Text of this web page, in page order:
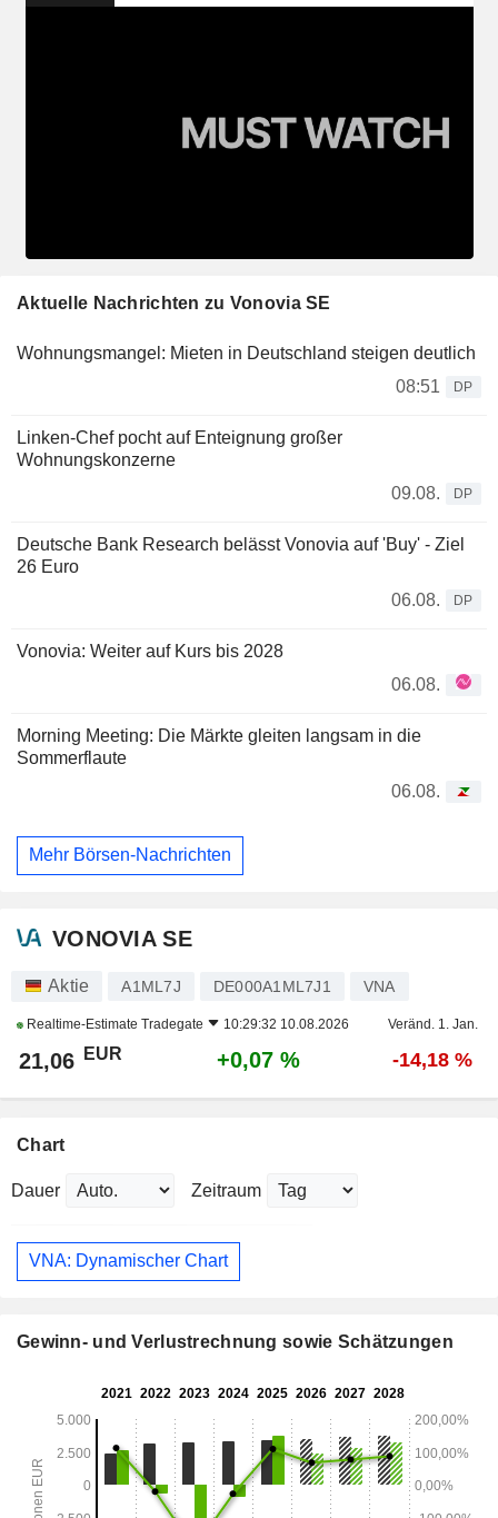
Aktuelle Nachrichten zu Vonovia SE
Wohnungsmangel: Mieten in Deutschland steigen deutlich
08:51
DP
Linken-Chef pocht auf Enteignung großer
Wohnungskonzerne
09.08.
DP
Deutsche Bank Research belässt Vonovia auf 'Buy' - Ziel
26 Euro
06.08.
DP
Vonovia: Weiter auf Kurs bis 2028
06.08.
Morning Meeting: Die Märkte gleiten langsam in die
Sommerflaute
06.08.
Mehr Börsen-Nachrichten
VONOVIA SE
Aktie A1ML7J DE000A1ML7J1 VNA
Realtime-Estimate Tradegate 10:29:32 10.08.2026 Veränd. 1. Jan.
21,06 EUR +0,07 % -14,18 %
Chart
Dauer Zeitraum
VNA: Dynamischer Chart
Gewinn- und Verlustrechnung sowie Schätzungen